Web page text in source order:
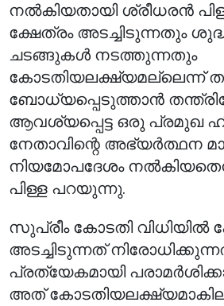
നൽകിയതായി ശ്രീധരൻ
ക്ഷേത്രം അടച്ചിടുന്നതും
ചടങ്ങുകൾ നടത്തുന്നതും
കോടതിയലക്ഷ്യമല്ലെന്ന്
ബോധ്യപ്പെടുത്താൻ
ആവശ്യപ്പെട്ട ഒരു പ്രമുഖ
നേതാവിന്റെ അഭ്യർത്ഥന
നിയമോപദേശം
പിള്ള പറയുന്നു.
സുപ്രീം കോടതി വിധിയിൽ
അടച്ചിടുന്നത്
പ്രത്യേകമായി
അത്